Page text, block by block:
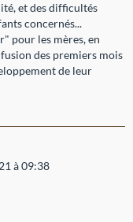
et des difficultés
concernés...
pour les mères, en
des premiers mois
de leur
à 09:38